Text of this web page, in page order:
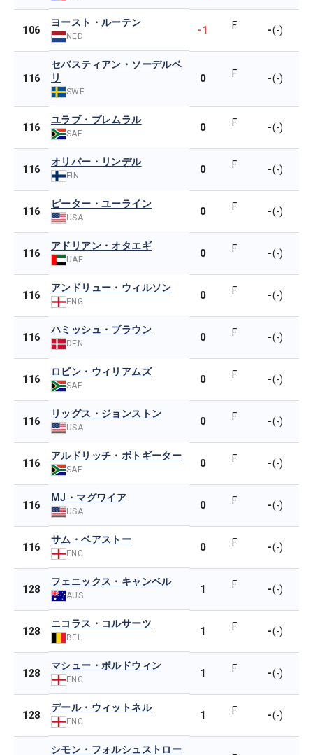
106
ヨースト・ルーテン
NED -1 F -(-)
116
セバスティアン・ソーデルベ
リ
SWE
0 F -(-)
116
ユラブ・プレムラル
SAF 0 F -(-)
116
オリバー・リンデル
FIN 0 F -(-)
116
ピーター・ユーライン
USA 0 F -(-)
116
アドリアン・オタエギ
UAE 0 F -(-)
116
アンドリュー・ウィルソン
ENG 0 F -(-)
116
ハミッシュ・ブラウン
DEN 0 F -(-)
116
ロビン・ウィリアムズ
SAF 0 F -(-)
116
リッグス・ジョンストン
USA 0 F -(-)
116
アルドリッチ・ポトギーター
SAF 0 F -(-)
116
MJ・マグワイア
USA 0 F -(-)
116
サム・ベアストー
ENG 0 F -(-)
128
フェニックス・キャンベル
AUS 1 F -(-)
128
ニコラス・コルサーツ
BEL 1 F -(-)
128
マシュー・ボルドウィン
ENG 1 F -(-)
128
デール・ウィットネル
ENG 1 F -(-)
シモン・フォルシュストロー